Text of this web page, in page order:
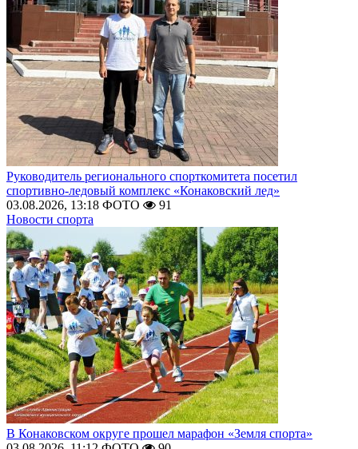
Руководитель регионального спорткомитета посетил
спортивно-ледовый комплекс «Конаковский лед»
03.08.2026, 13:18 ФОТО
91
Новости спорта
В Конаковском округе прошел марафон «Земля спорта»